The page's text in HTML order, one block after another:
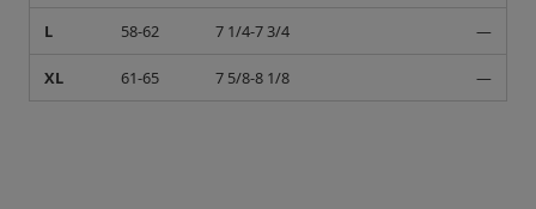
L 58-62 7 1/4-7 3/4 —
XL 61-65 7 5/8-8 1/8 —